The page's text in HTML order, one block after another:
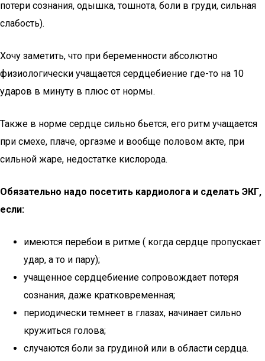
потери сознания, одышка, тошнота, боли в груди, сильная
слабость).
Хочу заметить, что при беременности абсолютно
физиологически учащается сердцебиение где-то на 10
ударов в минуту в плюс от нормы.
Также в норме сердце сильно бьется, его ритм учащается
при смехе, плаче, оргазме и вообще половом акте, при
сильной жаре, недостатке кислорода.
Обязательно надо посетить кардиолога и сделать ЭКГ,
если:
имеются перебои в ритме ( когда сердце пропускает
удар, а то и пару);
учащенное сердцебиение сопровождает потеря
сознания, даже кратковременная;
периодически темнеет в глазах, начинает сильно
кружиться голова;
случаются боли за грудиной или в области сердца.